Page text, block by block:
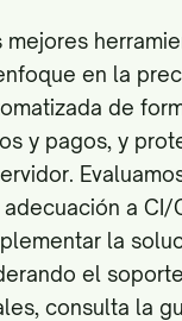
mejores
en la
de
y pagos, y
a
la
el
consulta la